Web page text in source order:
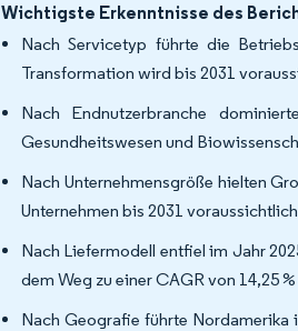
Wichtigste Erkenntnisse des
Nach Servicetyp führte die
Transformation wird bis 2031
Nach Endnutzerbranche
Gesundheitswesen und
Nach Unternehmensgröße hielten
Unternehmen bis 2031
Nach Liefermodell entfiel im Jahr
dem Weg zu einer CAGR von 14,25
Nach Geografie führte Nordamerika